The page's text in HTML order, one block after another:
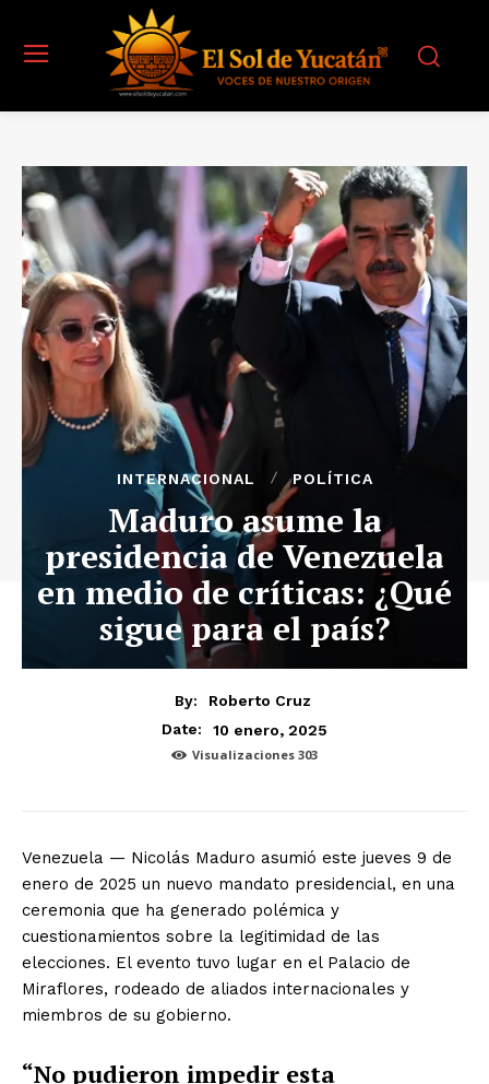
INTERNACIONAL POLÍTICA
Maduro asume la
presidencia de Venezuela
en medio de críticas: ¿Qué
sigue para el país?
By:
Roberto Cruz
Date:
10 enero, 2025
Visualizaciones 303
Venezuela — Nicolás Maduro asumió este jueves 9 de
enero de 2025 un nuevo mandato presidencial, en una
ceremonia que ha generado polémica y
cuestionamientos sobre la legitimidad de las
elecciones. El evento tuvo lugar en el Palacio de
Miraflores, rodeado de aliados internacionales y
miembros de su gobierno.
“No pudieron impedir esta